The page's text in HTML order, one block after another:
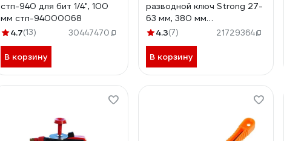
стп-940 для бит 1/4", 100
мм стп-94000068
4.7(13) 30447470
В корзину
разводной ключ Strong 27-
63 мм, 380 мм
СТП-96602763
4.3(7) 21729364
В корзину